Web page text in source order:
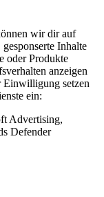
wir dir auf
Inhalte
oder Produkte
anzeigen
Einwilligung setzen
ein:
Advertising,
Defender